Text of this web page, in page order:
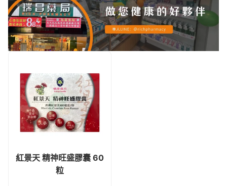
紅景天 精神旺盛膠囊 60
粒